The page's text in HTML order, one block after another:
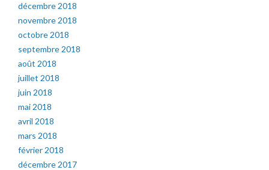
décembre 2018
novembre 2018
octobre 2018
septembre 2018
août 2018
juillet 2018
juin 2018
mai 2018
avril 2018
mars 2018
février 2018
décembre 2017